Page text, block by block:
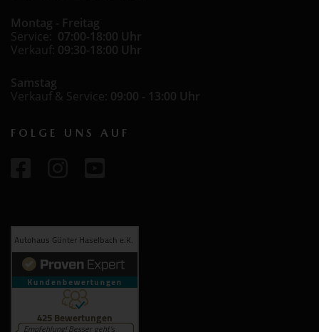
Montag - Freitag
Service: 07:00-18:00 Uhr
Verkauf: 09:30-18:00 Uhr
Samstag
Verkauf & Service: 09:00 - 13:00 Uhr
FOLGE UNS AUF